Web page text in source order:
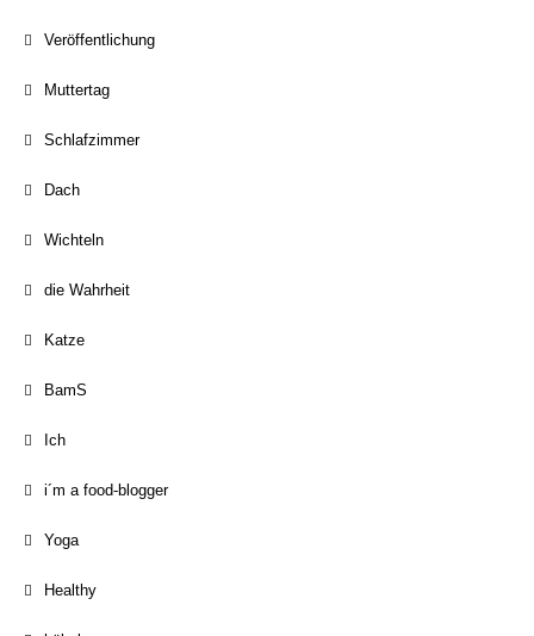
Veröffentlichung
Muttertag
Schlafzimmer
Dach
Wichteln
die Wahrheit
Katze
BamS
Ich
i´m a food-blogger
Yoga
Healthy